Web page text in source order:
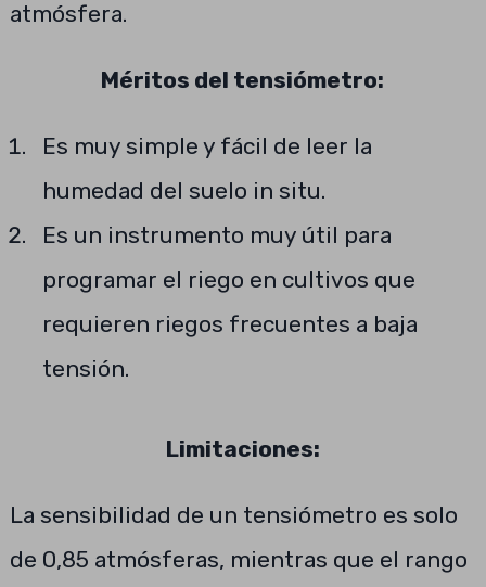
atmósfera.
Méritos del tensiómetro:
Es muy simple y fácil de leer la
humedad del suelo in situ.
Es un instrumento muy útil para
programar el riego en cultivos que
requieren riegos frecuentes a baja
tensión.
Limitaciones:
La sensibilidad de un tensiómetro es solo
de 0,85 atmósferas, mientras que el rango